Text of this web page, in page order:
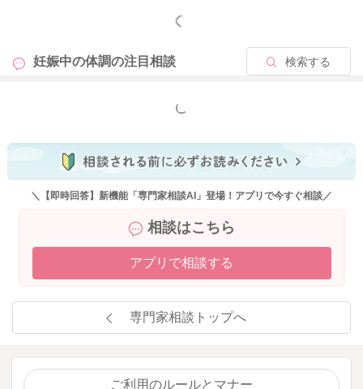
もっと見る
妊娠中の体調の注目相談 検索する
もっと見る
＼【即時回答】新機能「専門家相談AI」登場！アプリで今すぐ相談／
相談はこちら
アプリで相談する
専門家相談トップへ
ご利用のルールとマナー